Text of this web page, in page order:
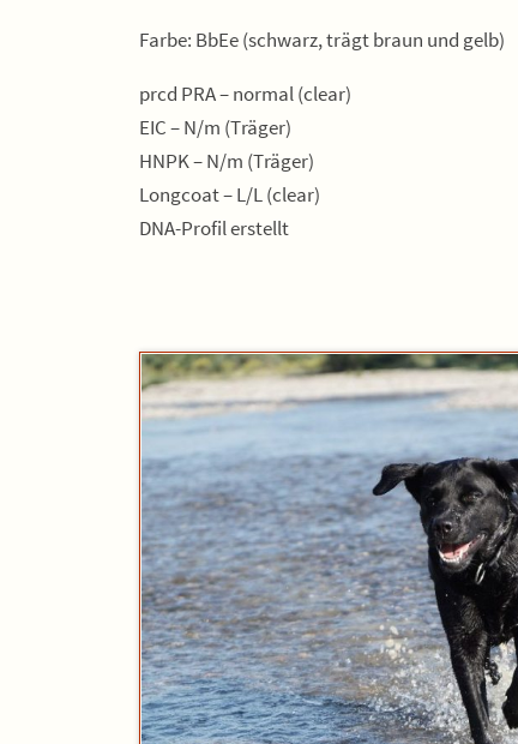
Farbe: BbEe (schwarz, trägt braun und gelb)
prcd PRA – normal (clear)
EIC – N/m (Träger)
HNPK – N/m (Träger)
Longcoat – L/L (clear)
DNA-Profil erstellt